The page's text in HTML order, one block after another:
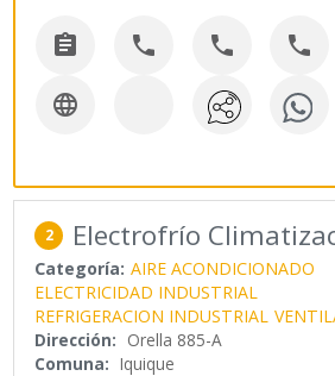
   

2 Electrofrío
Categoría: AIRE ACONDICIONADO
ELECTRICIDAD INDUSTRIAL
REFRIGERACION INDUSTRIAL
Dirección: Orella 885-A
Comuna: Iquique